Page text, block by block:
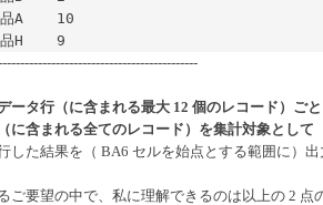
4月21日	D	商品H	9
ータ行（に含まれる最大 12 個のレコード）ご
に含まれる全てのレコード）を集計対象として
した結果を（ BA6 セルを始点とする範囲に）出
ご要望の中で、私に理解できるのは以上の 2 点